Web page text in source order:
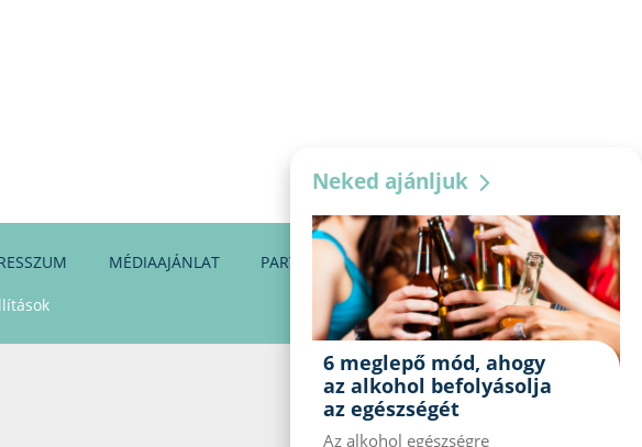
MÉDIAAJÁNLAT PARTNEREINK KAPCSOLAT
Neked ajánljuk
6 meglepő mód, ahogy
az alkohol befolyásolja
az egészségét
Az alkohol egészségre